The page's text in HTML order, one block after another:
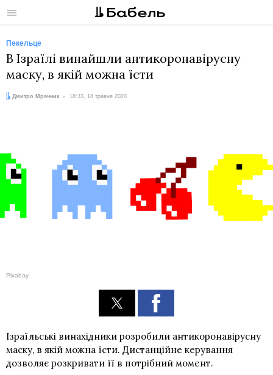
Меню
Пекельце
В Ізраїлі винайшли антикоронавірусну
маску, в якій можна їсти
Автор:
Дмитро Мрачник
Дата: 18:33, 18 травня 2020
Pixabay
Ізраїльські винахідники розробили антикоронавірусну
маску, в якій можна їсти. Дистанційне керування
дозволяє розкривати її в потрібний момент.